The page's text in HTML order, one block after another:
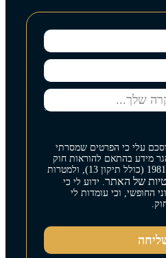
עלי כי הפרטים שמסרתי
מידע בהתאם להוראות חוק
הגנת הפרטיות, התשמ"א–1981 (כולל תיקון 13), ולמטרות
של האתר. ידוע לי כי
החופשי, וכי עומדות לי